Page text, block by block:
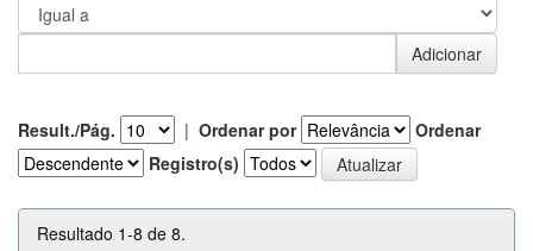
Result./Pág. | Ordenar por
Ordenar
Registro(s)
Resultado 1-8 de 8.